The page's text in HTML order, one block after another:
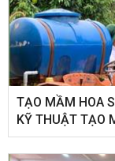
TẠO MẦM HOA
KỸ THUẬT TẠO